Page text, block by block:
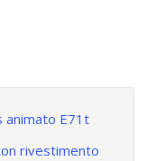
animato E71t
rivestimento